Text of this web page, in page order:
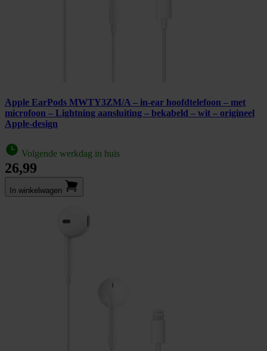
Apple EarPods MWTY3ZM/A – in‑ear hoofdtelefoon – met
microfoon – Lightning aansluiting – bekabeld – wit – origineel
Apple‑design
Volgende werkdag in huis
26,99
In winkel­wagen